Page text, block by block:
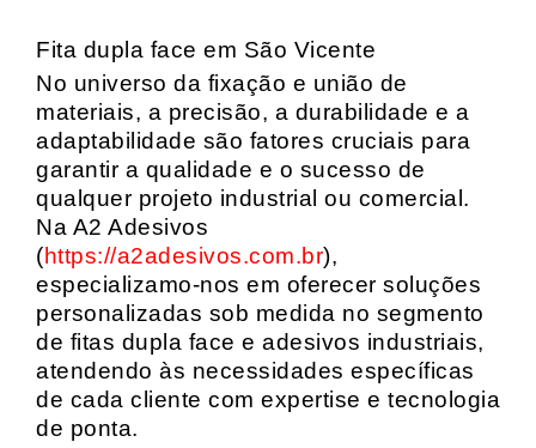
Fita dupla face em São Vicente
No universo da fixação e união de
materiais, a precisão, a durabilidade e a
adaptabilidade são fatores cruciais para
garantir a qualidade e o sucesso de
qualquer projeto industrial ou comercial.
Na A2 Adesivos
(https://a2adesivos.com.br),
especializamo-nos em oferecer soluções
personalizadas sob medida no segmento
de fitas dupla face e adesivos industriais,
atendendo às necessidades específicas
de cada cliente com expertise e tecnologia
de ponta.